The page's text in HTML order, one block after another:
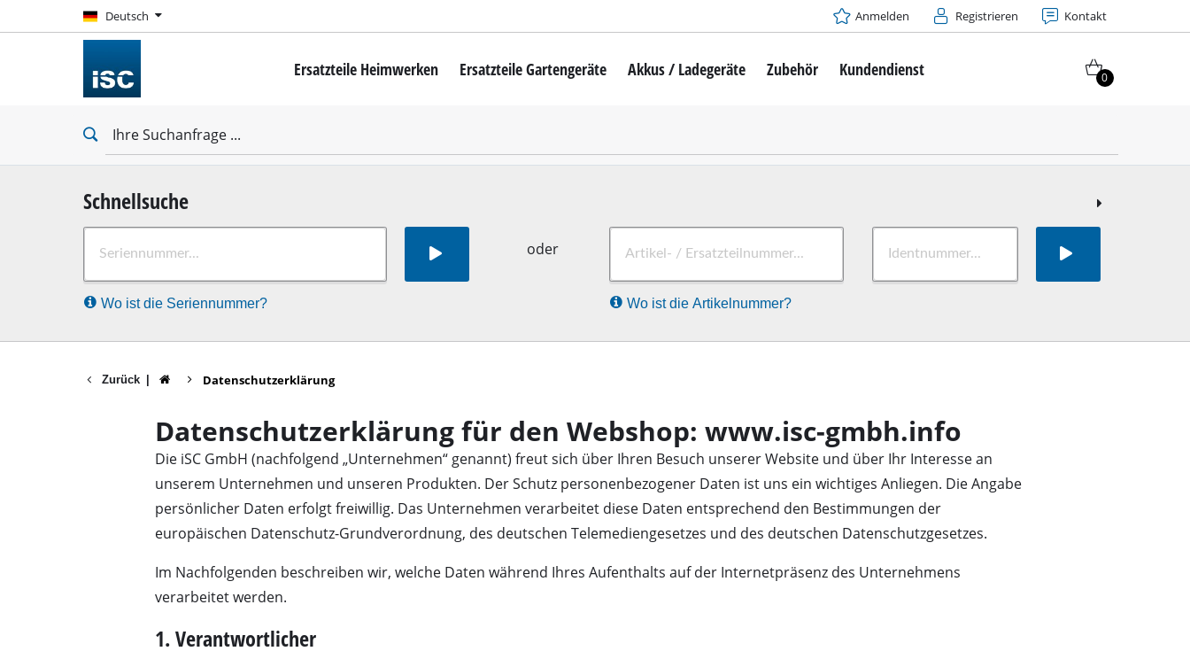
Deutsch
Deutsch Anmelden Registrieren Kontakt
Ersatzteile Heimwerken
Mini-Schrauber
Schlagschrauber
Bohrhämmer
Schlagbohrmaschinen
Stationäre Bohrmaschinen
Kapp- / Gehrungssägen
Handkreissägen
Universalsägen
Ersatzteile Gartengeräte
Akku-Rasenmäher
Elektro-Rasenmäher
Akku-Rasentrimmer
Benzin-Rasentrimmer
Benzin-Sensen
Elektro-Heckenscheren
Benzin-Heckenscheren
Akkus / Ladegeräte Zubehör Kundendienst 0
Schnellsuche
Wo ist die Seriennummer?
oder
Wo ist die Artikelnummer?
Zurück Datenschutzerklärung
Datenschutzerklärung für den Webshop: www.isc-gmbh.info
Die iSC GmbH (nachfolgend „Unternehmen“ genannt) freut sich über Ihren Besuch unserer Website und über Ihr Interesse an
unserem Unternehmen und unseren Produkten. Der Schutz personenbezogener Daten ist uns ein wichtiges Anliegen. Die Angabe
persönlicher Daten erfolgt freiwillig. Das Unternehmen verarbeitet diese Daten entsprechend den Bestimmungen der
europäischen Datenschutz-Grundverordnung, des deutschen Telemediengesetzes und des deutschen Datenschutzgesetzes.
Im Nachfolgenden beschreiben wir, welche Daten während Ihres Aufenthalts auf der Internetpräsenz des Unternehmens
verarbeitet werden.
1. Verantwortlicher